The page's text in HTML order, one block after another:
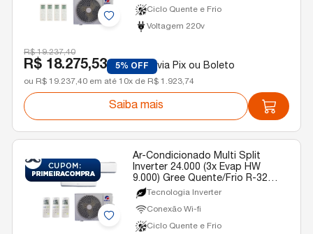
Ciclo Quente e Frio
Voltagem 220v
R$ 19.237,40
R$ 18.275,53 5% OFF via Pix ou Boleto
ou R$ 19.237,40 em até 10x de R$ 1.923,74
Saiba mais
Ar-Condicionado Multi Split
Inverter 24.000 (3x Evap HW
9.000) Gree Quente/Frio R-32
220vTecnologia Inverter
Conexão Wi-fi
Ciclo Quente e Frio